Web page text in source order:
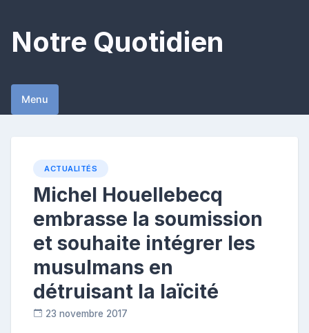
content
Notre Quotidien
Menu
ACTUALITÉS
Michel Houellebecq
embrasse la soumission
et souhaite intégrer les
musulmans en
détruisant la laïcité
23 novembre 2017